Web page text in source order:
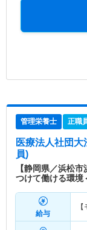
管理栄養士 正職
医療法人社団
員)
【静岡県／浜松
つけて働ける環境
給与